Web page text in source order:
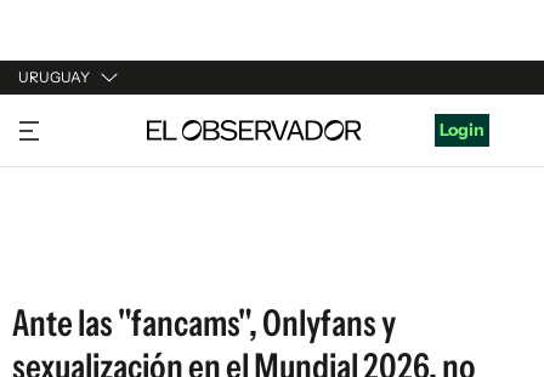
URUGUAY
URUGUAY
ARGENTINA
Login
Ante las "fancams", Onlyfans y
sexualización en el Mundial 2026, no